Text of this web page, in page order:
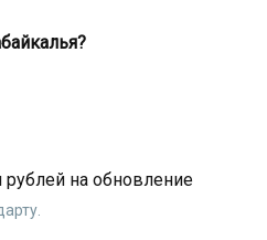
рублей на обновление